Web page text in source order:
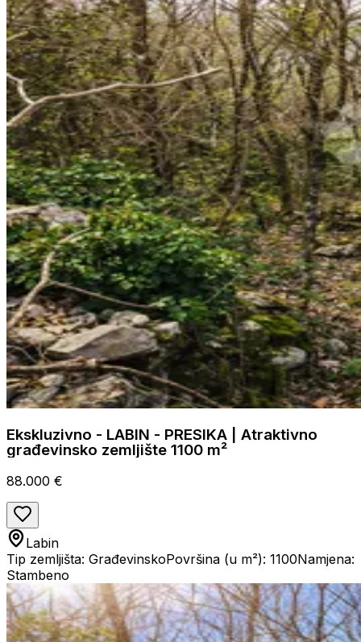
Ekskluzivno - LABIN - PRESIKA | Atraktivno
građevinsko zemljište 1100 m²
88.000 €
Labin
Tip zemljišta: GrađevinskoPovršina (u m²): 1100Namjena:
Stambeno